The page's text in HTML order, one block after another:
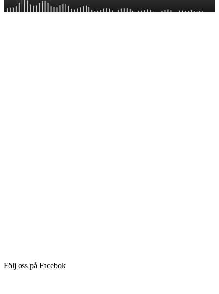
Följ oss på Facebok